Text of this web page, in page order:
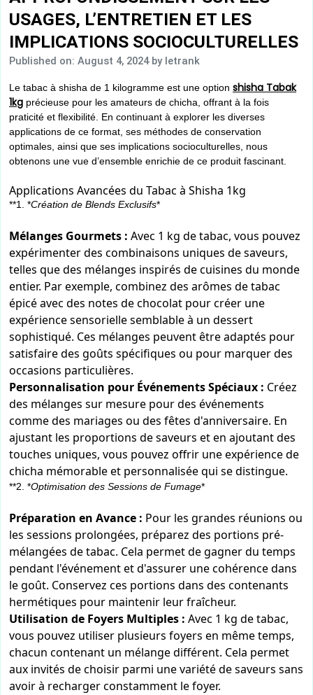
USAGES, L’ENTRETIEN ET LES
IMPLICATIONS SOCIOCULTURELLES
Published on: August 4, 2024 by letrank
Le tabac à shisha de 1 kilogramme est une option shisha Tabak
1kg précieuse pour les amateurs de chicha, offrant à la fois
praticité et flexibilité. En continuant à explorer les diverses
applications de ce format, ses méthodes de conservation
optimales, ainsi que ses implications socioculturelles, nous
obtenons une vue d’ensemble enrichie de ce produit fascinant.
Applications Avancées du Tabac à Shisha 1kg
**1. *Création de Blends Exclusifs*
Mélanges Gourmets : Avec 1 kg de tabac, vous pouvez
expérimenter des combinaisons uniques de saveurs,
telles que des mélanges inspirés de cuisines du monde
entier. Par exemple, combinez des arômes de tabac
épicé avec des notes de chocolat pour créer une
expérience sensorielle semblable à un dessert
sophistiqué. Ces mélanges peuvent être adaptés pour
satisfaire des goûts spécifiques ou pour marquer des
occasions particulières.
Personnalisation pour Événements Spéciaux : Créez
des mélanges sur mesure pour des événements
comme des mariages ou des fêtes d'anniversaire. En
ajustant les proportions de saveurs et en ajoutant des
touches uniques, vous pouvez offrir une expérience de
chicha mémorable et personnalisée qui se distingue.
**2. *Optimisation des Sessions de Fumage*
Préparation en Avance : Pour les grandes réunions ou
les sessions prolongées, préparez des portions pré-
mélangées de tabac. Cela permet de gagner du temps
pendant l'événement et d'assurer une cohérence dans
le goût. Conservez ces portions dans des contenants
hermétiques pour maintenir leur fraîcheur.
Utilisation de Foyers Multiples : Avec 1 kg de tabac,
vous pouvez utiliser plusieurs foyers en même temps,
chacun contenant un mélange différent. Cela permet
aux invités de choisir parmi une variété de saveurs sans
avoir à recharger constamment le foyer.